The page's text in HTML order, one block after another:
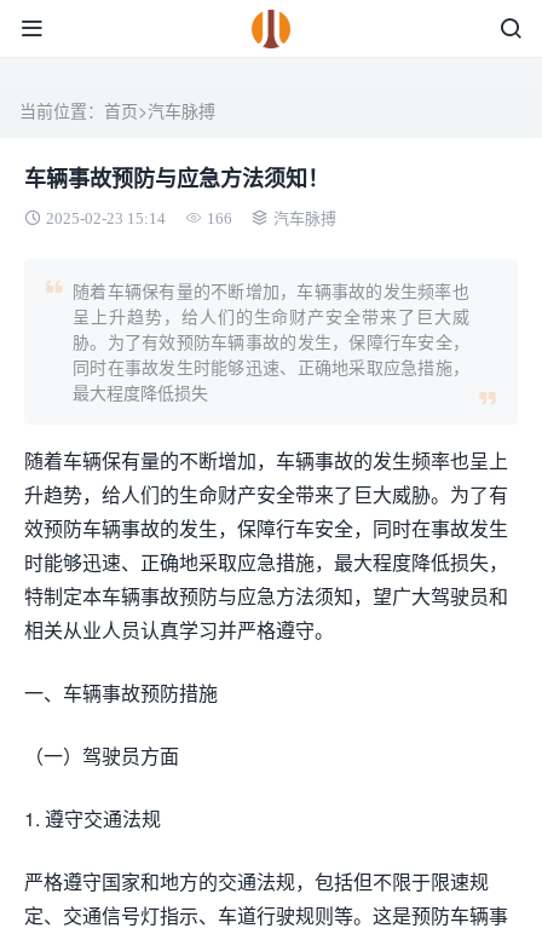
当前位置： 首页>汽车脉搏
车辆事故预防与应急方法须知！
2025-02-23 15:14 166 汽车脉搏
随着车辆保有量的不断增加，车辆事故的发生频率也
呈上升趋势，给人们的生命财产安全带来了巨大威
胁。为了有效预防车辆事故的发生，保障行车安全，
同时在事故发生时能够迅速、正确地采取应急措施，
最大程度降低损失
随着车辆保有量的不断增加，车辆事故的发生频率也呈上
升趋势，给人们的生命财产安全带来了巨大威胁。为了有
效预防车辆事故的发生，保障行车安全，同时在事故发生
时能够迅速、正确地采取应急措施，最大程度降低损失，
特制定本车辆事故预防与应急方法须知，望广大驾驶员和
相关从业人员认真学习并严格遵守。
一、车辆事故预防措施
（一）驾驶员方面
1. 遵守交通法规
严格遵守国家和地方的交通法规，包括但不限于限速规
定、交通信号灯指示、车道行驶规则等。这是预防车辆事